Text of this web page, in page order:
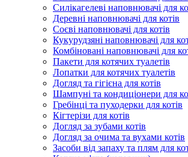
Силікагелеві наповнювачі для
Деревні наповнювачі для котів
Соєві наповнювачі для котів
Кукурудзяні наповнювачі для
Комбіновані наповнювачі для
Пакети для котячих туалетів
Лопатки для котячих туалетів
Догляд та гігієна для котів
Шампуні та кондиціонери для
Гребінці та пуходерки для котів
Кігтерізи для котів
Догляд за зубами котів
Догляд за очима та вухами котів
Засоби від запаху та плям для